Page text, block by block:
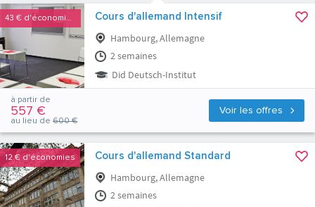
43 € d'économies Cours d'allemand Intensif
Hambourg, Allemagne
2 semaines
Did Deutsch-Institut
Voir les offres
à partir de
557 €
au lieu de 600 €
12 € d'économies Cours d'allemand Standard
Hambourg, Allemagne
2 semaines